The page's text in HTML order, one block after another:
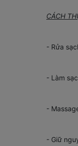
CÁCH
- Rửa
- Làm
-
- Giữ